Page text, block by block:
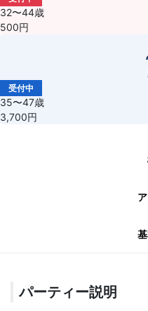
32〜44歳
500円
受付中
35〜47歳
3,700円
パーティー説明